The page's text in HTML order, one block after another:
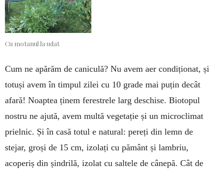
Cu motanul la udat
Cum ne apărăm de caniculă? Nu avem aer condiționat, și
totuși avem în timpul zilei cu 10 grade mai puțin decât
afară! Noaptea ținem ferestrele larg deschise. Biotopul
nostru ne ajută, avem multă vegetație și un microclimat
prielnic. Și în casă totul e natural: pereți din lemn de
stejar, groși de 15 cm, izolați cu pământ și lambriu,
acoperiș din șindrilă, izolat cu saltele de cânepă. Cât de